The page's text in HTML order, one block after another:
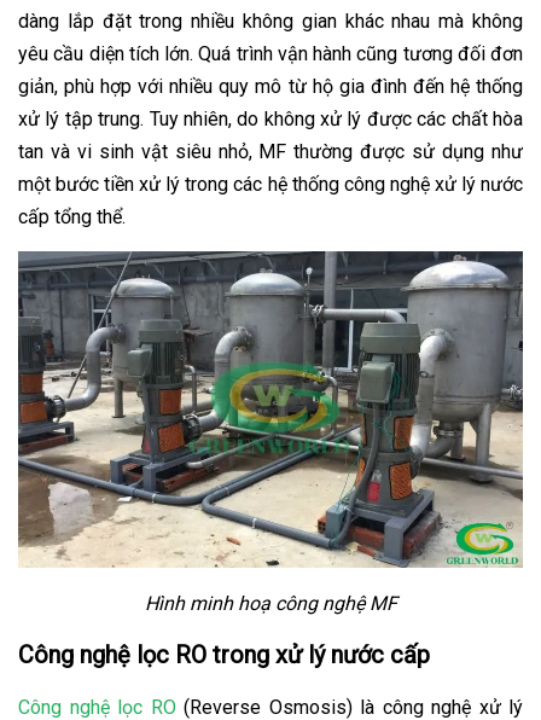
dàng lắp đặt trong nhiều không gian khác nhau mà không
yêu cầu diện tích lớn. Quá trình vận hành cũng tương đối đơn
giản, phù hợp với nhiều quy mô từ hộ gia đình đến hệ thống
xử lý tập trung. Tuy nhiên, do không xử lý được các chất hòa
tan và vi sinh vật siêu nhỏ, MF thường được sử dụng như
một bước tiền xử lý trong các hệ thống công nghệ xử lý nước
cấp tổng thể.
Hình minh hoạ công nghệ MF
Công nghệ lọc RO trong xử lý nước cấp
Công nghệ lọc RO(Reverse Osmosis) là công nghệ xử lý